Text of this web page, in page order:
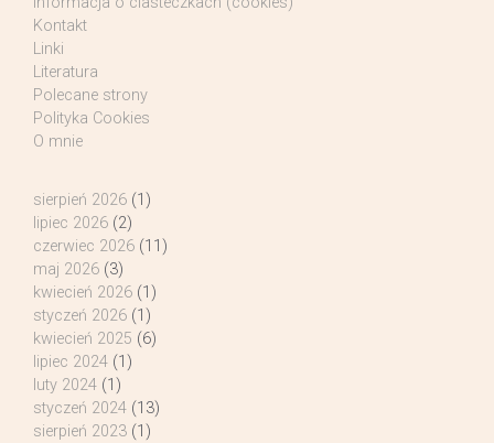
Kontakt
Linki
Literatura
Polecane strony
Polityka Cookies
O mnie
sierpień 2026 (1)
lipiec 2026 (2)
czerwiec 2026 (11)
maj 2026 (3)
kwiecień 2026 (1)
styczeń 2026 (1)
kwiecień 2025 (6)
lipiec 2024 (1)
luty 2024 (1)
styczeń 2024 (13)
sierpień 2023 (1)